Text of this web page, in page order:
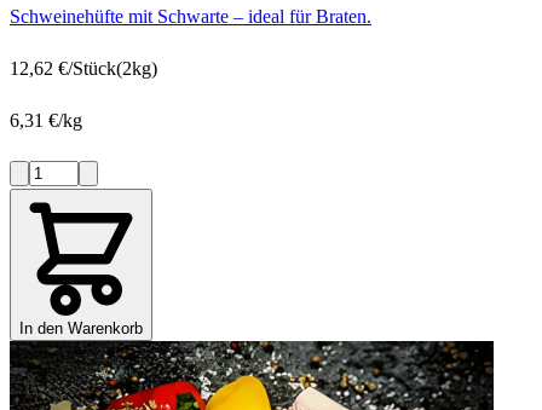
Schweinehüfte mit Schwarte – ideal für Braten.
12,62 €/Stück(2kg)
6,31 €/kg
In den Warenkorb